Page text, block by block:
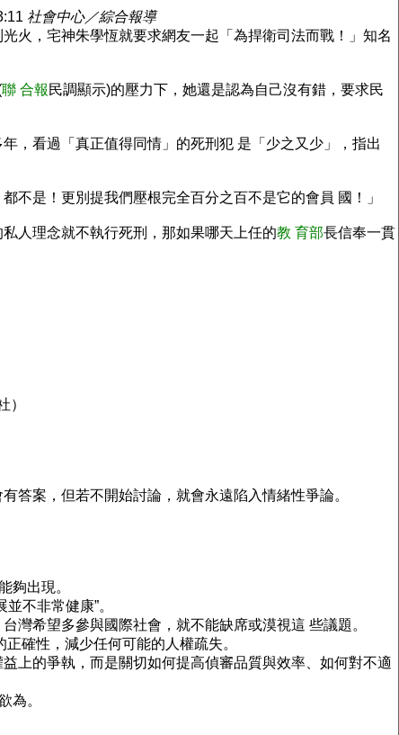
社會中心／綜合報導
火，宅神朱學恆就要求網友一起「為捍衛司法而戰！」知名
聯 合報 民調顯示)的壓力下，她還是認為自己沒有錯，要求民
，看過「真正值得同情」的死刑犯 是「少之又少」，指出
不是！更別提我們壓根完全百分之百不是它的會員 國！」
人理念就不執行死刑，那如果哪天上任的教 育部長信奉一貫
）
答案，但若不開始討論，就會永遠陷入情緒性爭論。
夠出現。
不非常健康”。
希望多參與國際社會，就不能缺席或漠視這 些議題。
確性，減少任何可能的人權疏失。
上的爭執，而是關切如何提高偵審品質與效率、如何對不適
為。